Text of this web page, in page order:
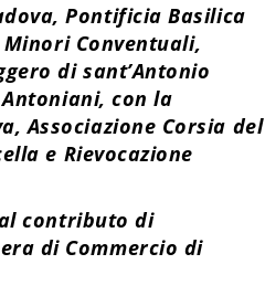
Pontificia Basilica
Conventuali,
di sant’Antonio
con la
Associazione Corsia del
e Rievocazione
contributo di
di Commercio di